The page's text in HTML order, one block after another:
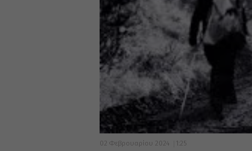
02 Φεβρουαρίου 2024 1:25